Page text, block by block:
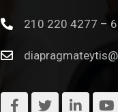
210 220 4277 –